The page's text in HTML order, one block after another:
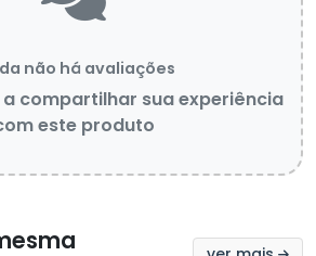
não há avaliações
a compartilhar sua experiência
este produto